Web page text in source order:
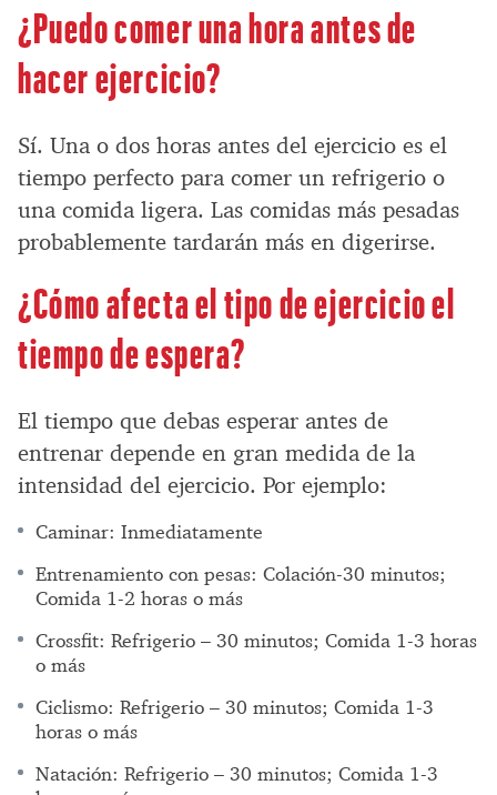
¿Puedo comer una hora antes de
hacer ejercicio?
Sí. Una o dos horas antes del ejercicio es el
tiempo perfecto para comer un refrigerio o
una comida ligera. Las comidas más pesadas
probablemente tardarán más en digerirse.
¿Cómo afecta el tipo de ejercicio el
tiempo de espera?
El tiempo que debas esperar antes de
entrenar depende en gran medida de la
intensidad del ejercicio. Por ejemplo:
Caminar: Inmediatamente
Entrenamiento con pesas: Colación-30 minutos;
Comida 1-2 horas o más
Crossfit: Refrigerio – 30 minutos; Comida 1-3 horas
o más
Ciclismo: Refrigerio – 30 minutos; Comida 1-3
horas o más
Natación: Refrigerio – 30 minutos; Comida 1-3